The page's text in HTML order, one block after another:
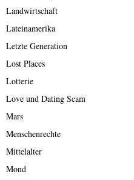
Landwirtschaft
Lateinamerika
Letzte Generation
Lost Places
Lotterie
Love und Dating Scam
Mars
Menschenrechte
Mittelalter
Mond